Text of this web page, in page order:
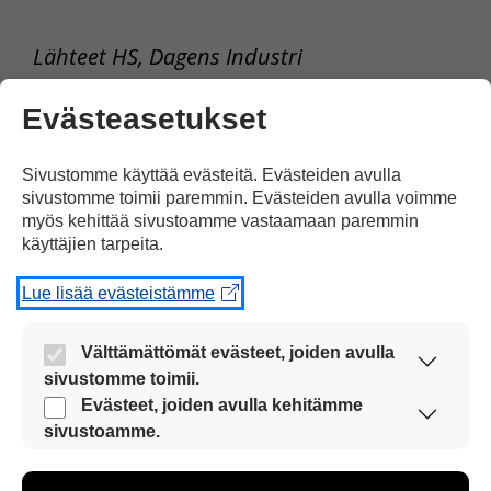
Lähteet HS, Dagens Industri
Tulosta uutinen
Jaa Facebookissa
Kommentoi
Evästeasetukset
Sivustomme käyttää evästeitä. Evästeiden avulla
sivustomme toimii paremmin. Evästeiden avulla voimme
myös kehittää sivustoamme vastaamaan paremmin
käyttäjien tarpeita.
Lue lisää evästeistämme
Välttämättömät evästeet, joiden avulla
sivustomme toimii.
Nämä evästeet ovat aina käytössä, jotta
sivustoamme voi käyttää sujuvasti ja turvallisesti.
Evästeet, joiden avulla kehitämme
sivustoamme.